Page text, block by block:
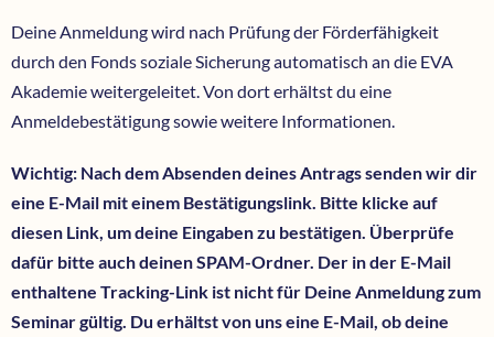
Deine Anmeldung wird nach Prüfung der Förderfähigkeit
durch den Fonds soziale Sicherung automatisch an die EVA
Akademie weitergeleitet. Von dort erhältst du eine
Anmeldebestätigung sowie weitere Informationen.
Wichtig: Nach dem Absenden deines Antrags senden wir dir
eine E-Mail mit einem Bestätigungslink. Bitte klicke auf
diesen Link, um deine Eingaben zu bestätigen. Überprüfe
dafür bitte auch deinen SPAM-Ordner. Der in der E-Mail
enthaltene Tracking-Link ist nicht für Deine Anmeldung zum
Seminar gültig. Du erhältst von uns eine E-Mail, ob deine